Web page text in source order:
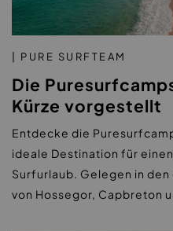
| PURE SURFTEAM
Die
Kürze vorgestellt
Entdecke die
ideale Destination für
Surfurlaub. Gelegen in
von Hossegor, Capbreton